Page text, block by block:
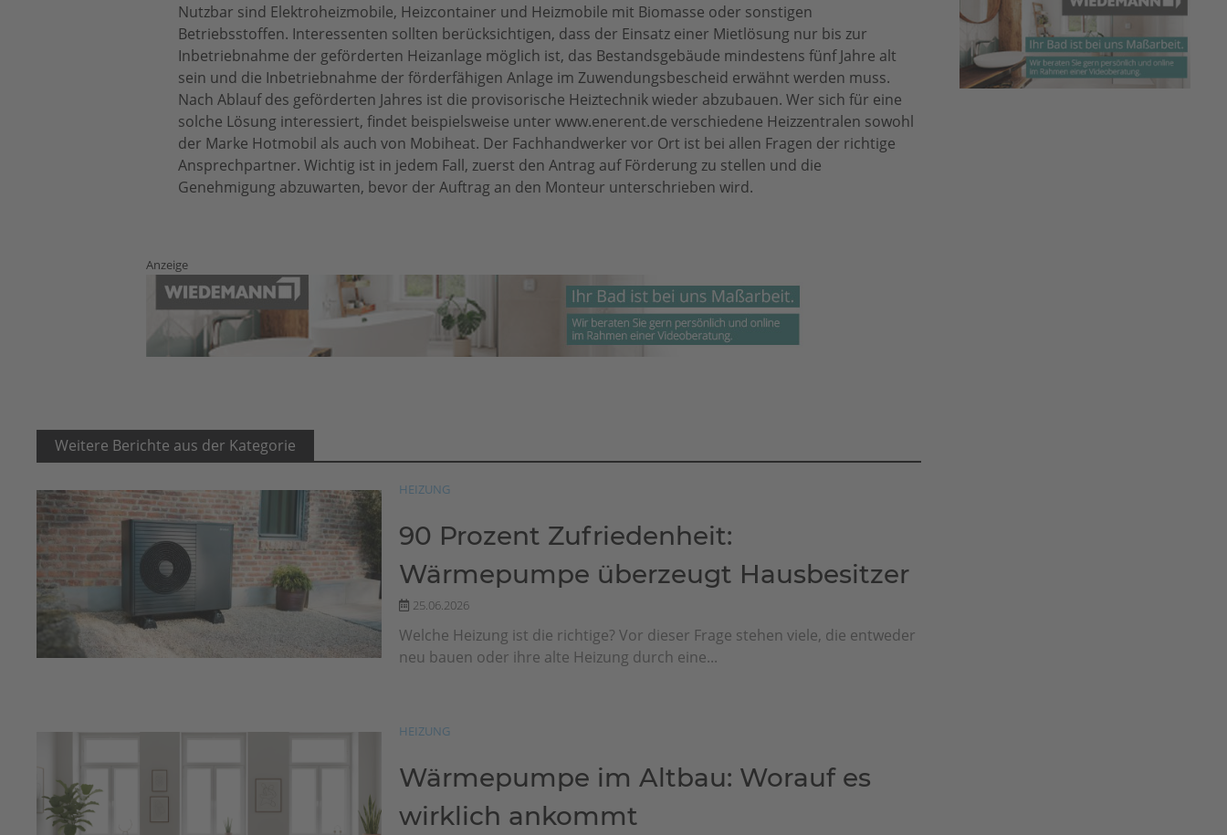
Nutzbar sind Elektroheizmobile, Heizcontainer und Heizmobile mit Biomasse oder sonstigen
Betriebsstoffen. Interessenten sollten berücksichtigen, dass der Einsatz einer Mietlösung nur bis zur
Inbetriebnahme der geförderten Heizanlage möglich ist, das Bestandsgebäude mindestens fünf Jahre alt
sein und die Inbetriebnahme der förderfähigen Anlage im Zuwendungsbescheid erwähnt werden muss.
Nach Ablauf des geförderten Jahres ist die provisorische Heiztechnik wieder abzubauen. Wer sich für eine
solche Lösung interessiert, findet beispielsweise unter www.enerent.de verschiedene Heizzentralen sowohl
der Marke Hotmobil als auch von Mobiheat. Der Fachhandwerker vor Ort ist bei allen Fragen der richtige
Ansprechpartner. Wichtig ist in jedem Fall, zuerst den Antrag auf Förderung zu stellen und die
Genehmigung abzuwarten, bevor der Auftrag an den Monteur unterschrieben wird.
Anzeige
Weitere Berichte aus der Kategorie
HEIZUNG
90 Prozent Zufriedenheit:
Wärmepumpe überzeugt Hausbesitzer
25.06.2026
Welche Heizung ist die richtige? Vor dieser Frage stehen viele, die entweder
neu bauen oder ihre alte Heizung durch eine...
HEIZUNG
Wärmepumpe im Altbau: Worauf es
wirklich ankommt